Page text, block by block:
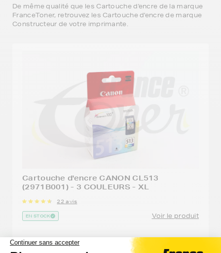
De même qualité que les Cartouche d'encre de la marque
FranceToner, retrouvez les Cartouche d'encre de marque
Constructeur de votre imprimante.
Cartouche d'encre CANON CL513
(2971B001) - 3 COULEURS - XL
22 avis
EN STOCK Voir le produit
Vérifier la